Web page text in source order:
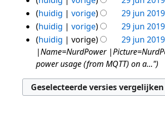
w
e
r
k
n
g
s
29
jun
2019
G
e
e
n
b
e
w
e
huidig vorige 29 jun
huidig
vorige 29 jun
G
e
e
b
e
huidig vorige 29 jun
|Name=NurdPower
power usage (from MQTT) on a..."